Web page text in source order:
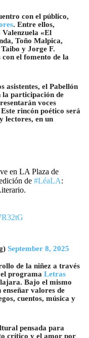
con el público,
. Entre ellos,
Valenzuela «El
Toño Malpica,
y Jorge F.
el fomento de la
asistentes, el Pabellón
la participación de
voces
rincón poético será
lectores, en un
en LA Plaza de
de #LéaLA:
September 8, 2025
de la niñez a través
el programa Letras
Bajo el mismo
valores de
cuentos, música y
pensada para
crítico y el amor por